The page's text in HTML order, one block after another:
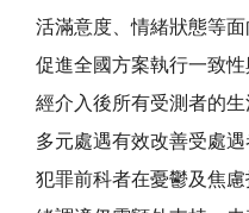
活滿意度、情緒狀態等
促進全國方案執行一致
經介入後所有受測者的
多元處遇有效改善受處
犯罪前科者在憂鬱及焦